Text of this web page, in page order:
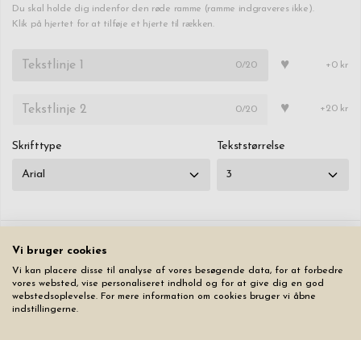
Du skal holde dig indenfor den røde ramme (ramme indgraveres ikke).
Klik på hjertet for at tilføje et hjerte til rækken.
0/20 ♥ +0 kr
0/20 ♥ +20 kr
Skrifttype Tekststørrelse
Nulstil alle faner
1.349,00 kr
Vi bruger cookies
Vi kan placere disse til analyse af vores besøgende data, for at forbedre
vores websted, vise personaliseret indhold og for at give dig en god
webstedsoplevelse. For mere information om cookies bruger vi åbne
indstillingerne.